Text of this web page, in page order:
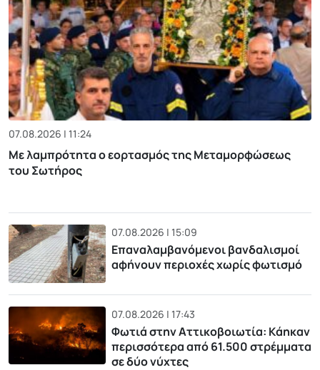
07.08.2026 | 11:24
Με λαμπρότητα ο εορτασμός της Μεταμορφώσεως
του Σωτήρος
07.08.2026 | 15:09
Επαναλαμβανόμενοι βανδαλισμοί
αφήνουν περιοχές χωρίς φωτισμό
07.08.2026 | 17:43
Φωτιά στην Αττικοβοιωτία: Kάηκαν
περισσότερα από 61.500 στρέμματα
σε δύο νύχτες